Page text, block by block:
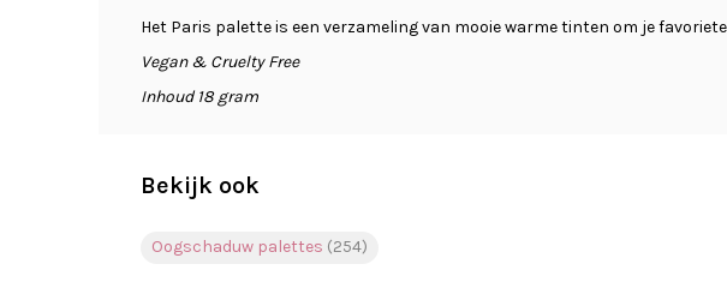
Het Paris palette is een verzameling van mooie warme tinten om je
Vegan & Cruelty Free
Inhoud 18 gram
Bekijk ook
Oogschaduw palettes (254)